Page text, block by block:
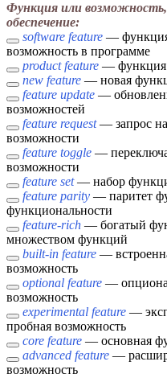
Функция или
обеспечение:
software feature — функция
возможность в программе
product feature — функция
new feature — новая
feature update —
возможностей
feature request— запрос
возможности
feature toggle —
возможности
feature set— набор
feature parity — паритет
функциональности
feature-rich — богатый
множеством функций
built-in feature —
возможность
optional feature —
возможность
experimental feature —
пробная возможность
core feature — основная
advanced feature —
возможность